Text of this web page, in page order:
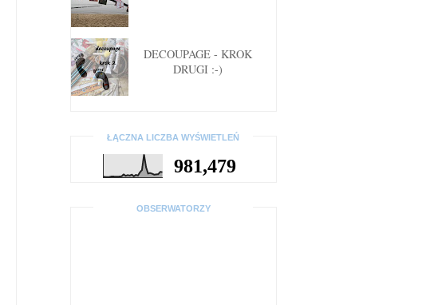
DECOUPAGE - KROK
DRUGI :-)
ŁĄCZNA LICZBA WYŚWIETLEŃ
981,479
OBSERWATORZY